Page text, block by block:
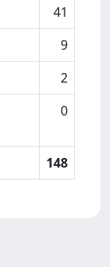
41
9
2
0
148